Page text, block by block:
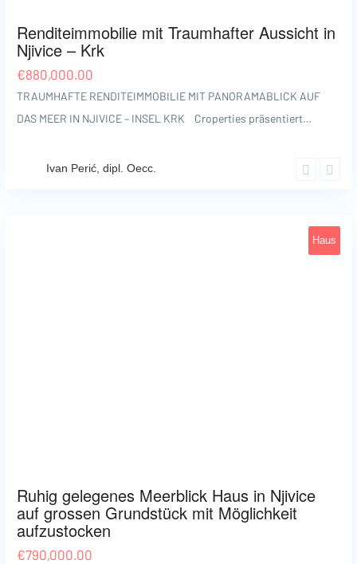
Renditeimmobilie mit Traumhafter Aussicht in
Njivice – Krk
€880,000.00
TRAUMHAFTE RENDITEIMMOBILIE MIT PANORAMABLICK AUF
DAS MEER IN NJIVICE – INSEL KRK Croperties präsentiert…
Ivan Perić, dipl. Oecc.
Haus
Ruhig gelegenes Meerblick Haus in Njivice
auf grossen Grundstück mit Möglichkeit
aufzustocken
€790,000.00